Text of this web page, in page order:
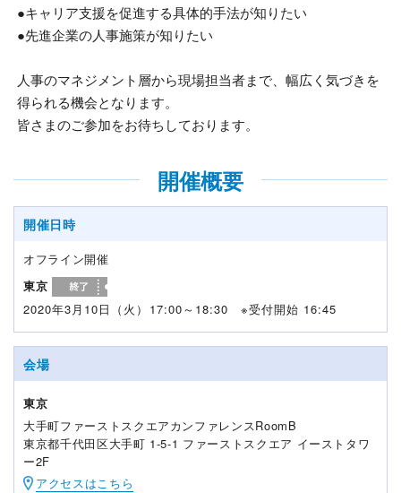
●キャリア支援を促進する具体的手法が知りたい
●先進企業の人事施策が知りたい
人事のマネジメント層から現場担当者まで、幅広く気づきを
得られる機会となります。
皆さまのご参加をお待ちしております。
開催概要
開催日時
オフライン開催
東京
2020年3月10日（火）17:00～18:30 ※受付開始 16:45
会場
東京
大手町ファーストスクエアカンファレンスRoomB
東京都千代田区大手町 1-5-1 ファーストスクエア イーストタワ
ー2F
アクセスはこちら